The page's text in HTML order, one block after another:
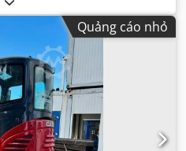
Quảng cáo nhỏ